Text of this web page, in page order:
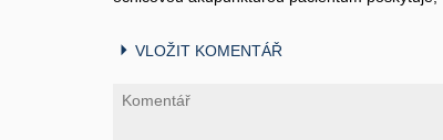
VLOŽIT KOMENTÁŘ